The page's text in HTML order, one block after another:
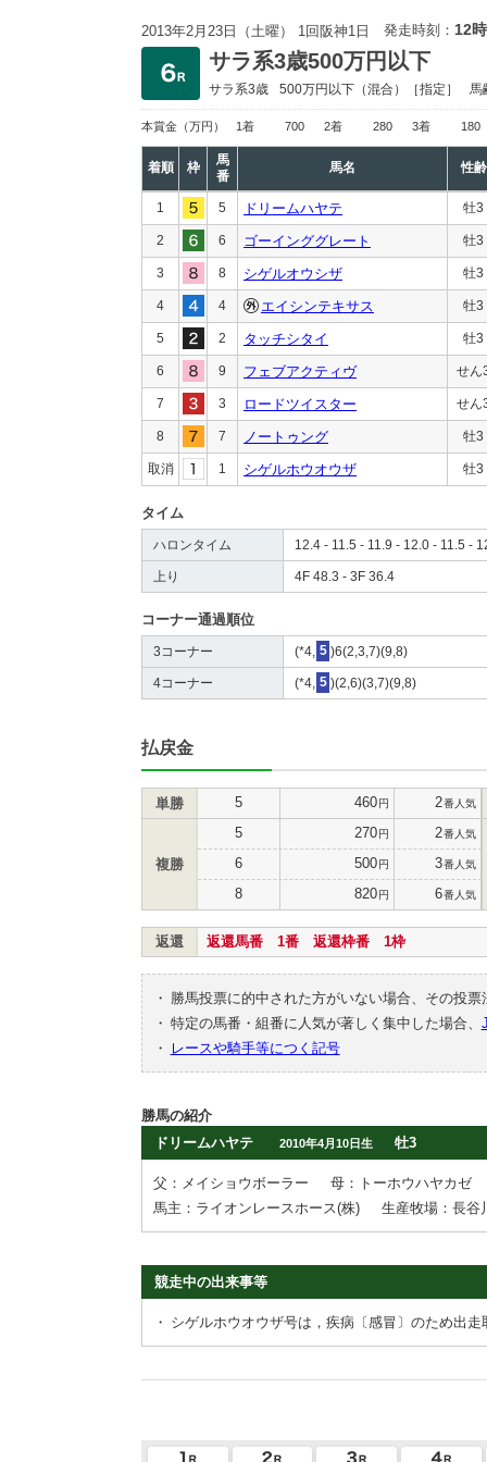
2013年2月23日（土曜） 1回阪神1日 発走時刻： 12
サラ系3歳500万円以下
サラ系3歳 500万円以下 （混合）［指定］ 馬
本賞金 （万円） 1着 700 2着 280 3着 180
着順 枠
馬
番
馬名 性齢
1 5 ドリームハヤテ 牡3
2 6 ゴーインググレート 牡3
3 8 シゲルオウシザ 牡3
4 4 エイシンテキサス 牡3
5 2 タッチシタイ 牡3
6 9 フェブアクティヴ せん
7 3 ロードツイスター せん
8 7 ノートゥング 牡3
取消 1 シゲルホウオウザ 牡3
タイム
ハロンタイム 12.4 - 11.5 - 11.9 - 12.0 - 11.5 -
上り 4F 48.3 - 3F 36.4
コーナー通過順位
3コーナー (*4, 5 )6(2,3,7)(9,8)
4コーナー (*4, 5 )(2,6)(3,7)(9,8)
払戻金
単勝 5 460円 2番人気
複勝
5 270円 2番人気
6 500円 3番人気
8 820円 6番人気
返還 返還馬番 1番 返還枠番 1枠
・
勝馬投票に的中された方がいない場合、その投
・ 特定の馬番・組番に人気が著しく集中した場合、
・
レースや騎手等につく記号
勝馬の紹介
ドリームハヤテ
2010年4月10日生 牡3
父：メイショウボーラー
母：トーホウハヤカゼ
馬主：ライオンレースホース(株)
生産牧場：長谷
競走中の出来事等
・ シゲルホウオウザ号は，疾病〔感冒〕のため出走